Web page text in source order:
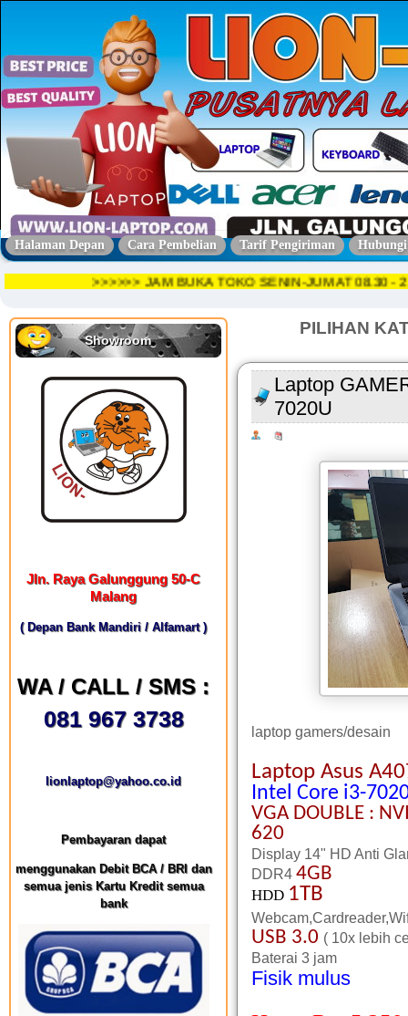
Halaman Depan Cara Pembelian Tarif Pengiriman
>>>>>> JAM BUKA TOKO SENIN-JUMAT
Showroom
Jln. Raya Galunggung 50-C
Malang
( Depan Bank Mandiri / Alfamart )
WA / CALL / SMS :
081 967 3738
lionlaptop@yahoo.co.id
Pembayaran dapat
menggunakan Debit BCA / BRI dan
semua jenis Kartu Kredit semua
bank
PILIHAN
Laptop
7020U
laptop gamers/desain
Laptop Asus
Intel Core i3-
VGA DOUBLE :
620
Display 14" HD Anti
DDR4 4GB
HDD 1TB
USB 3.0 ( 10x lebih
Baterai 3 jam
Fisik mulus